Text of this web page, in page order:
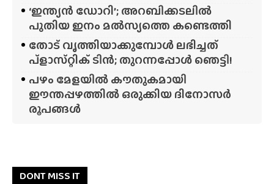
‘ഇന്ത്യൻ ഡോറി’; അറബിക്കടലിൽ
പുതിയ ഇനം മൽസ്യത്തെ കണ്ടെത്തി
തോട് വൃത്തിയാക്കുമ്പോൾ ലഭിച്ചത്
പ്‌ളാസ്‌റ്റിക് ടിൻ; തുറന്നപ്പോൾ ഞെട്ടി!
പഴം മേളയിൽ കൗതുകമായി
ഈന്തപ്പഴത്തിൽ ഒരുക്കിയ ദിനോസർ
രൂപങ്ങൾ
DONT MISS IT